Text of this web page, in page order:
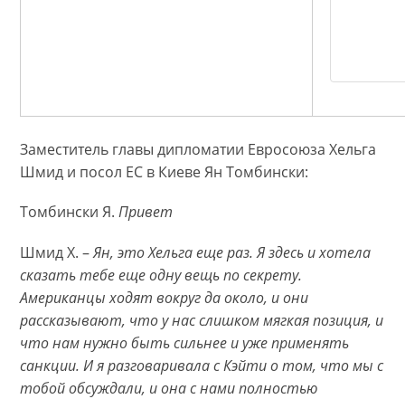
Заместитель главы дипломатии Евросоюза Хельга
Шмид и посол ЕС в Киеве Ян Томбински:
Томбински Я.Привет
Шмид Х. –Ян, это Хельга еще раз. Я здесь и хотела
сказать тебе еще одну вещь по секрету.
Американцы ходят вокруг да около, и они
рассказывают, что у нас слишком мягкая позиция, и
что нам нужно быть сильнее и уже применять
санкции. И я разговаривала с Кэйти о том, что мы с
тобой обсуждали, и она с нами полностью